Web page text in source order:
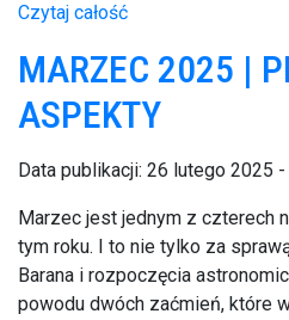
Czytaj całość
MARZEC 2025 |
ASPEKTY
Data publikacji: 26 lutego 2025 -
Marzec jest jednym z czterech
tym roku. I to nie tylko za
Barana i rozpoczęcia
powodu dwóch zaćmień, które